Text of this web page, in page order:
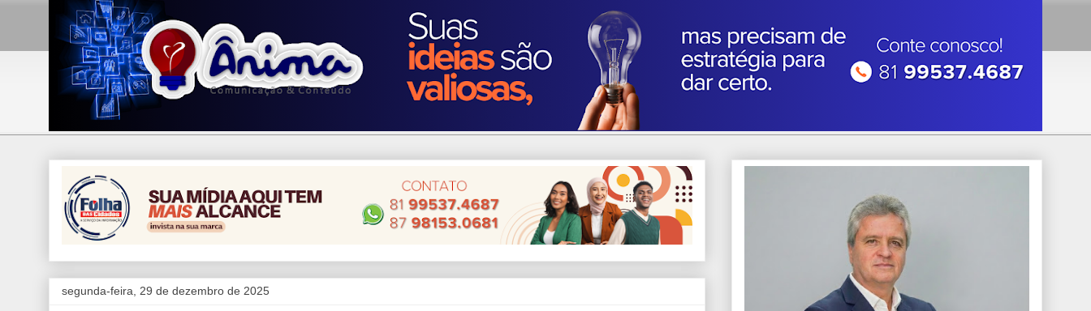
segunda-feira, 29 de dezembro de 2025